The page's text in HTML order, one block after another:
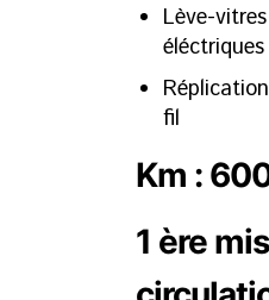
Lève-
éléctriques
fil
Km :
1 ère